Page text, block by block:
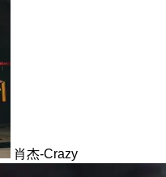
肖杰-Crazy